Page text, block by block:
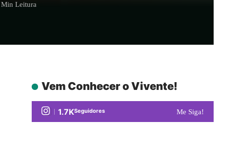
Leitura
Vem Conhecer o Vivente!
1.7KSeguidores Me Siga!